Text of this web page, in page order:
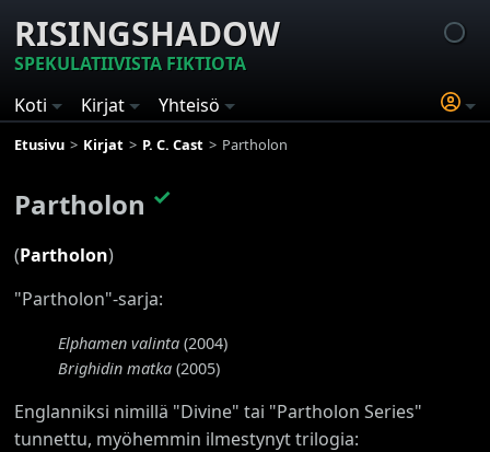
RISINGSHADOW
SPEKULATIIVISTA FIKTIOTA
Koti
Kirjat Yhteisö
Etusivu Kirjat P. C. Cast Partholon
Partholon ✓
(Partholon)
"Partholon"-sarja:
Elphamen valinta (2004)
Brighidin matka (2005)
Englanniksi nimillä "Divine" tai "Partholon Series"
tunnettu, myöhemmin ilmestynyt trilogia: